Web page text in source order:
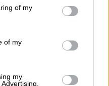
of my
of my
my
el Ibex 35, el
ya jubilado, ha
desde la cárcel
desde hace
el PP y la Corona"